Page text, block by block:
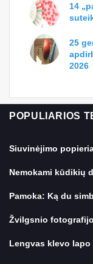
14
25
2026
POPULIARIOS
Siuvinėjimo
Nemokami kūdikių
Pamoka: Ką du
Žvilgsnio
Lengvas klevo